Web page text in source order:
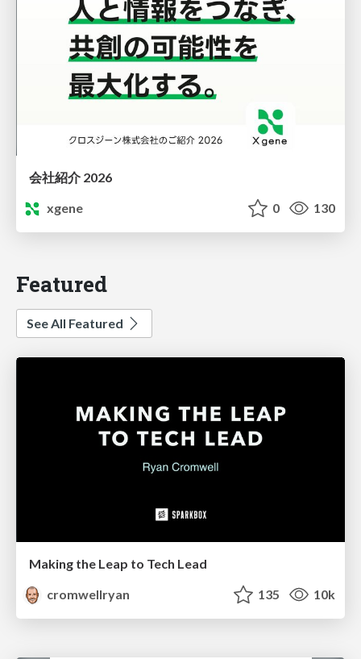
会社紹介 2026
xgene
0 130
Featured
See All Featured
Making the Leap to Tech Lead
cromwellryan
135 10k